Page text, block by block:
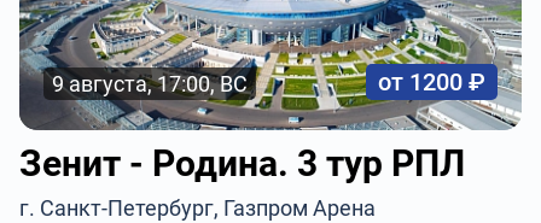
9 августа, 17:00, ВС от 1200 ₽
Зенит - Родина. 3 тур РПЛ
г. Санкт-Петербург, Газпром Арена